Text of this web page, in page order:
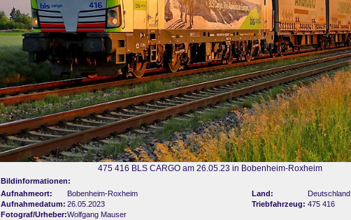
475 416 BLS CARGO am 26.05.23 in Bobenheim-Roxheim
Bildinformationen:
Aufnahmeort:
Bobenheim-Roxheim Land:
Deutschland
Aufnahmedatum: 26.05.2023 Triebfahrzeug: 475 416
Fotograf/Urheber:Wolfgang Mauser